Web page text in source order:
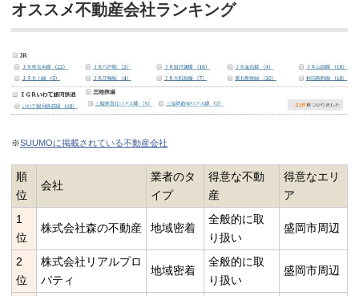
オススメ不動産会社ランキング
※SUUMOに掲載されている不動産会社
順
位
会社
業者のタ
イプ
得意な不動
産
得意なエリ
ア
1
位
株式会社森の不動産 地域密着
全般的に取
り扱い
盛岡市周辺
2
位
株式会社リアルプロ
パティ
地域密着
全般的に取
り扱い
盛岡市周辺